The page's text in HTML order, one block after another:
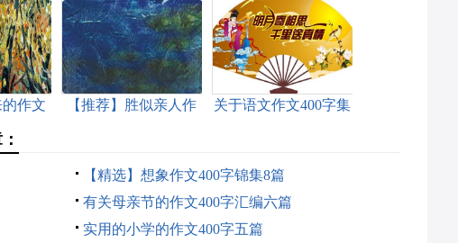
的作文
【推荐】胜似亲人作
关于语文作文400字集
【精选】想象作文400字锦集8篇
有关母亲节的作文400字汇编六篇
实用的小学的作文400字五篇